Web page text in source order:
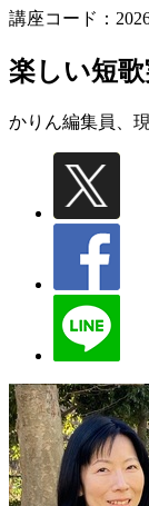
講座コード：
楽しい短
かりん編集員、